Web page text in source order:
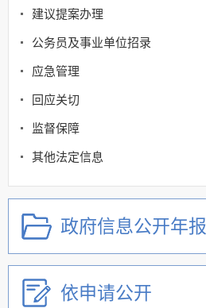
建议提案办理
公务员及事业单位招录
应急管理
回应关切
监督保障
其他法定信息
政府信息公开年报
依申请公开